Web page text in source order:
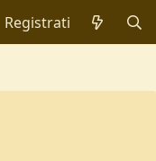
Registrati